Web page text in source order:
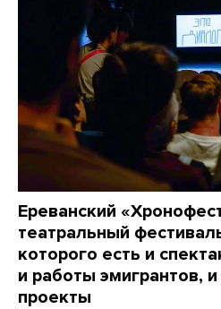
Ереванский
театральный
которого есть и
и работы эмигрантов,
проекты